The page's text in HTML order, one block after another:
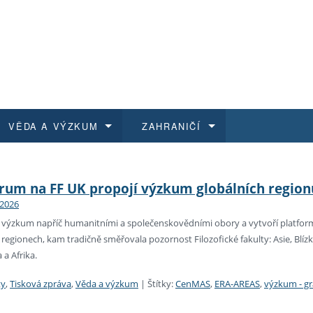
dokumenty
pro zaměstnance E-
a jak se přihlásit
programy
průběhu přijímacího řízení
magisterské studium
VĚDA A VÝZKUM
na FF UK
kvalifikace
ZAHRANIČÍ
a výběrová řízení
East
na FF UK propojí výzkum globálních
výzkum napříč humanitními a společenskovědními obory a vytvoří
kam tradičně směřovala pozornost Filozofické fakulty: Asie,
a Afrika.
,Tisková zpráva,Věda a výzkum | Štítky:CenMAS, ERA-AREAS,výzkum -